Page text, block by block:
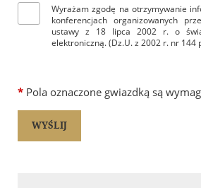
Wyrażam zgodę na otrzymywanie
konferencjach organizowanych
ustawy z 18 lipca 2002 r. o
elektroniczną. (Dz.U. z 2002 r. nr 144
* Pola oznaczone gwiazdką są